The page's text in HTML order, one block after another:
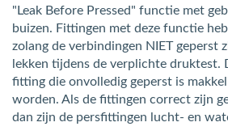
"Leak Before Pressed" functie met
buizen. Fittingen met deze functie
zolang de verbindingen NIET geperst
lekken tijdens de verplichte druktest.
fitting die onvolledig geperst is
worden. Als de fittingen correct zijn
dan zijn de persfittingen lucht- en